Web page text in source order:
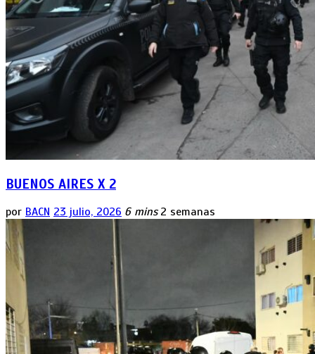
BUENOS AIRES X 2
por BACN 23 julio, 2026 6 mins 2 semanas